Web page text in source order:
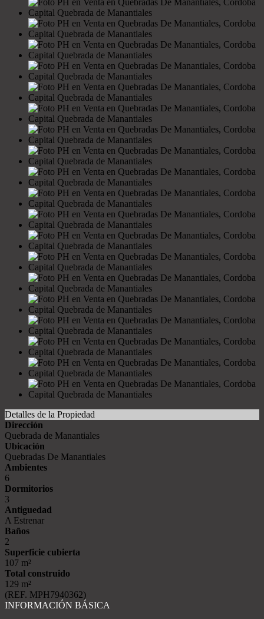
Detalles de la Propiedad
Dirección
Quebrada de Manantiales
Ubicación
Quebradas De Manantiales
Ambientes
6
Dormitorios
3
Antiguedad
A Estrenar
Baños
2
Superficie cubierta
107 m²
Total construido
129 m²
(REF. MPH7940362)
INFORMACIÓN BÁSICA